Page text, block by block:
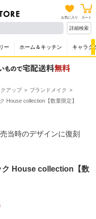
お気に入り カート
詳細検索
ー ホーム＆キッチン キャラク
アップ
ブランドメイク
House collection【数量限定】
当時のデザインに復刻
ク House collection【数